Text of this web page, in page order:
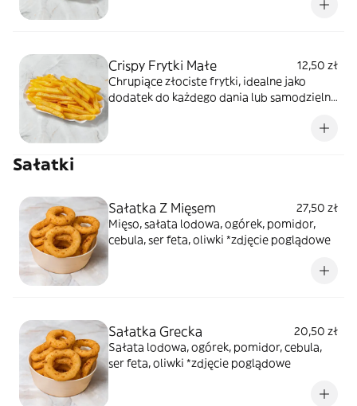
Crispy Frytki Małe
12,50 zł
Chrupiące złociste frytki, idealne jako
dodatek do każdego dania lub samodzielna
Sałatki
Sałatka Z Mięsem
27,50 zł
Mięso, sałata lodowa, ogórek, pomidor,
cebula, ser feta, oliwki *zdjęcie poglądowe
Sałatka Grecka
20,50 zł
Sałata lodowa, ogórek, pomidor, cebula,
ser feta, oliwki *zdjęcie poglądowe